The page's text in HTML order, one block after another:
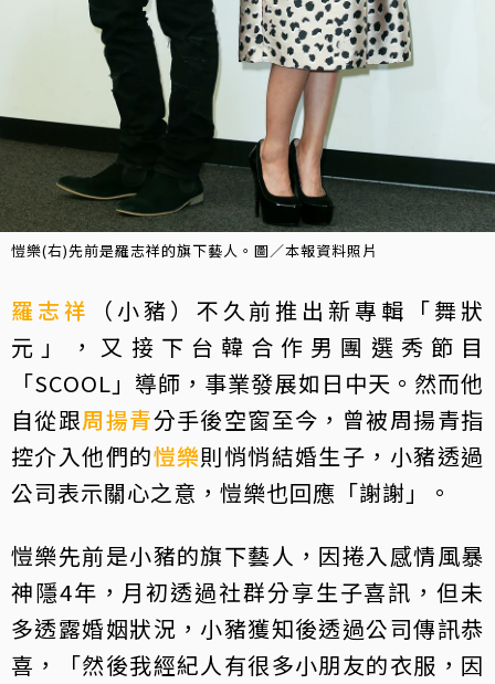
愷樂(右)先前是羅志祥的旗下藝人。圖／本報資料照片
羅志祥
（小豬）不久前推出新專輯「舞狀
元」，又接下台韓合作男團選秀節目
「SCOOL」導師，事業發展如日中天。然而他
自從跟周揚青分手後空窗至今，曾被周揚青指
控介入他們的愷樂則悄悄結婚生子，小豬透過
公司表示關心之意，愷樂也回應「謝謝」。
愷樂先前是小豬的旗下藝人，因捲入感情風暴
神隱4年，月初透過社群分享生子喜訊，但未
多透露婚姻狀況，小豬獲知後透過公司傳訊恭
喜，「然後我經紀人有很多小朋友的衣服，因